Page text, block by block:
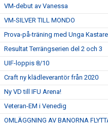
VM-debut av Vanessa
VM-SILVER TILL MONDO
Prova-på-träning med Unga Kastare
Resultat Terrängserien del 2 och 3
UIF-loppis 8/10
Craft ny klädleverantör från 2020
Ny VD till IFU Arena!
Veteran-EM i Venedig
OMLÄGGNING AV BANORNA